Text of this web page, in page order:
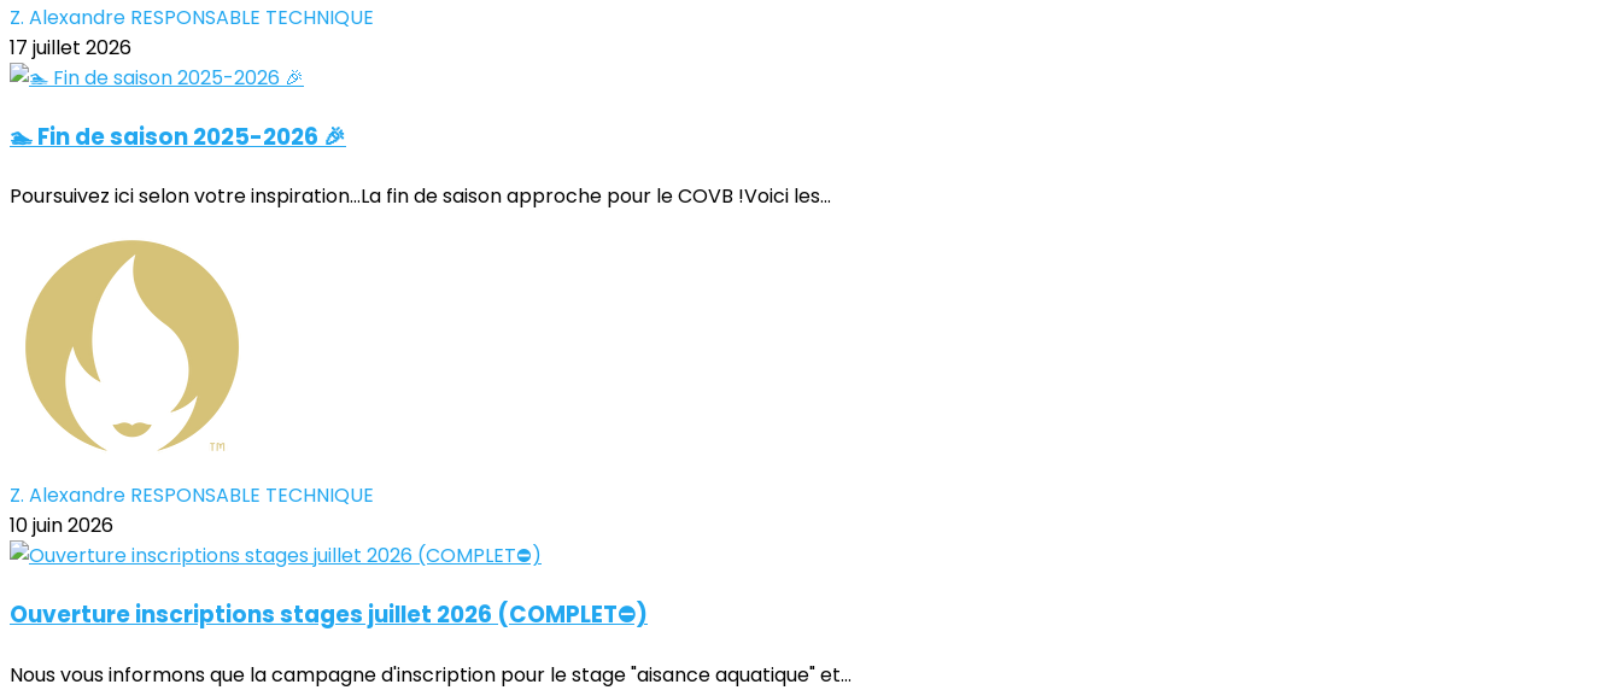
Z. Alexandre RESPONSABLE TECHNIQUE
17 juillet 2026
🏊 Fin de saison 2025-2026 🎉
Poursuivez ici selon votre inspiration...La fin de saison approche pour le COVB !Voici les...
Z. Alexandre RESPONSABLE TECHNIQUE
10 juin 2026
Ouverture inscriptions stages juillet 2026 (COMPLET⛔)
Nous vous informons que la campagne d'inscription pour le stage "aisance aquatique" et...